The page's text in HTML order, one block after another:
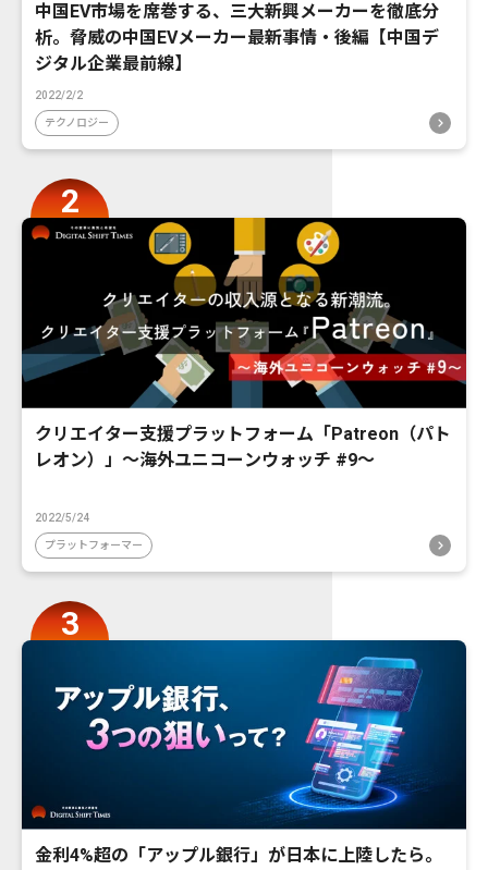
中国EV市場を席巻する、三大新興メーカーを徹底分
析。脅威の中国EVメーカー最新事情・後編【中国デ
ジタル企業最前線】
2022/2/2
テクノロジー
クリエイター支援プラットフォーム「Patreon（パト
レオン）」〜海外ユニコーンウォッチ #9〜
2022/5/24
プラットフォーマー
金利4%超の「アップル銀行」が日本に上陸したら。